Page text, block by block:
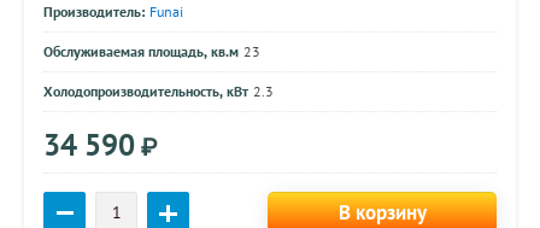
Производитель: Funai
Обслуживаемая площадь, кв.м 23
Холодопроизводительность, кВт 2.3
34 590 ₽
В корзину